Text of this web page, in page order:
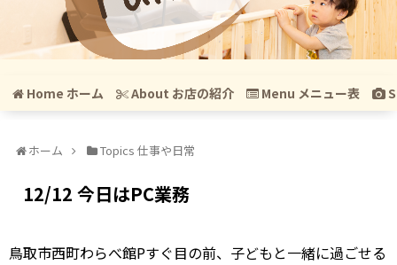
Home ホーム About お店の紹介 Menu メニュー表
ホーム Topics 仕事や日常
12/12 今日はPC業務
鳥取市西町わらべ館Pすぐ目の前、子どもと一緒に過ごせる